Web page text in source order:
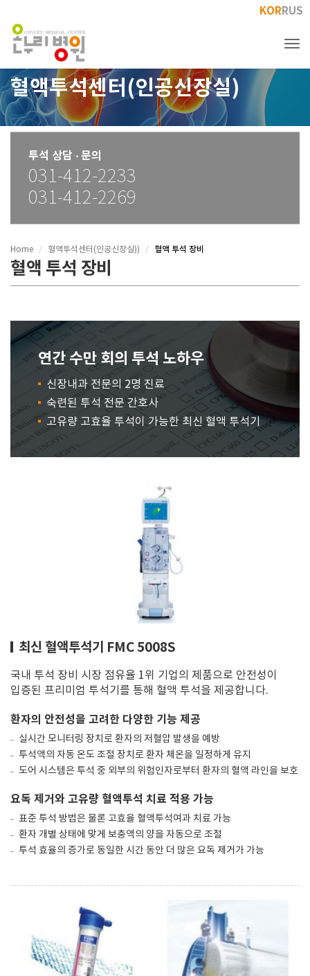
KORRUS
혈액투석센터(인공신장실)
투석 상담 ‧ 문의
031-412-2233
031-412-2269
혈액 투석 장비
Home 혈액투석센터(인공신장실)) 혈액 투석 장비
연간 수만 회의 투석 노하우
신장내과 전문의 2명 진료
숙련된 투석 전문 간호사
고유량 고효율 투석이 가능한 최신 혈액 투석기
최신 혈액투석기 FMC 5008S
국내 투석 장비 시장 점유율 1위 기업의 제품으로 안전성이
입증된 프리미엄 투석기를 통해 혈액 투석을 제공합니다.
환자의 안전성을 고려한 다양한 기능 제공
실시간 모니터링 장치로 환자의 저혈압 발생을 예방
투석액의 자동 온도 조절 장치로 환자 체온을 일정하게 유지
도어 시스템은 투석 중 외부의 위험인자로부터 환자의 혈액 라인을 보호
요독 제거와 고유량 혈액투석 치료 적용 가능
표준 투석 방법은 물론 고효율 혈액투석여과 치료 가능
환자 개별 상태에 맞게 보충액의 양을 자동으로 조절
투석 효율의 증가로 동일한 시간 동안 더 많은 요독 제거가 가능